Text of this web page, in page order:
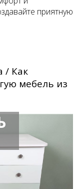
приятную
/ Как
мебель из